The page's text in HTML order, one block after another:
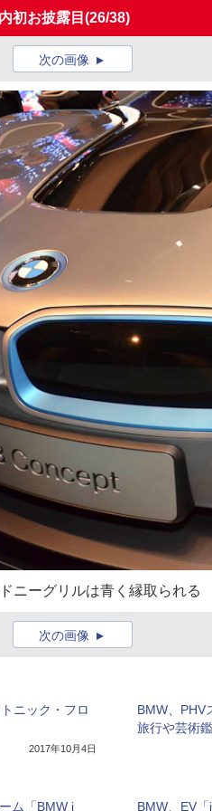
初お披露目 (26/38)
次の画像
ニーグリルは青く縁取られる
次の画像
ニック・フロ
2017年10月4日
BMW、PHV
旅行や芸術
ム「BMW i BMW、EV